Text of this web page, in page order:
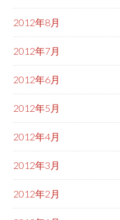
2012年8月
2012年7月
2012年6月
2012年5月
2012年4月
2012年3月
2012年2月